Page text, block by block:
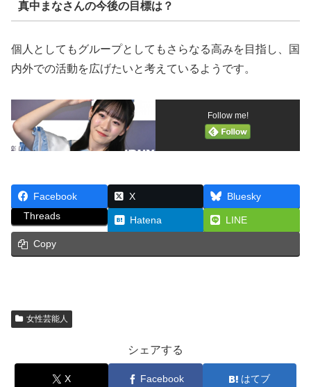
真中まなさんの今後の目標は？
個人としてもグループとしてもさらなる高みを目指し、国
内外での活動を広げたいと考えているようです。
Follow me!
Facebook X
Bluesky
Threads
Hatena LINE
Copy
女性芸能人
シェアする
X Facebook はてブ